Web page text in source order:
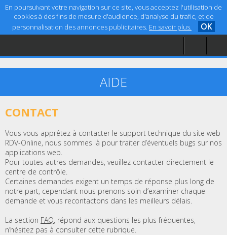
En poursuivant votre navigation sur ce site, vous acceptez l'utilisation de
cookies à des fins de mesure d'audience, d'analyse du trafic, et de
personnalisation des annonces publicitaires. En savoir plus. OK
Accueil
Aide
AIDE
CONTACT
Vous vous apprêtez à contacter le support technique du site web
RDV-Online, nous sommes là pour traiter d’éventuels bugs sur nos
applications web.
Pour toutes autres demandes, veuillez contacter directement le
centre de contrôle.
Certaines demandes exigent un temps de réponse plus long de
notre part, cependant nous prenons soin d’examiner chaque
demande et vous recontactons dans les meilleurs délais.
La section FAQ, répond aux questions les plus fréquentes,
n’hésitez pas à consulter cette rubrique.